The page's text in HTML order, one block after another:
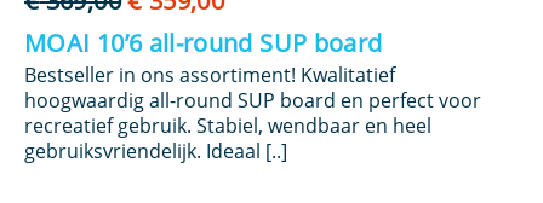
prijs
was:
€ 369,00.
prijs
is:
€ 359,00.
MOAI 10’6 all-round SUP board
Bestseller in ons assortiment! Kwalitatief
hoogwaardig all-round SUP board en perfect voor
recreatief gebruik. Stabiel, wendbaar en heel
gebruiksvriendelijk. Ideaal [..]